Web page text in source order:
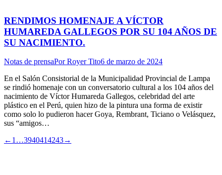
RENDIMOS HOMENAJE A VÍCTOR
HUMAREDA GALLEGOS POR SU 104 AÑOS DE
SU NACIMIENTO.
Notas de prensaPorRoyer Tito6 de marzo de 2024
En el Salón Consistorial de la Municipalidad Provincial de Lampa
se rindió homenaje con un conversatorio cultural a los 104 años del
nacimiento de Víctor Humareda Gallegos, celebridad del arte
plástico en el Perú, quien hizo de la pintura una forma de existir
como solo lo pudieron hacer Goya, Rembrant, Ticiano o Velásquez,
sus “amigos…
← 1 …3940414243→